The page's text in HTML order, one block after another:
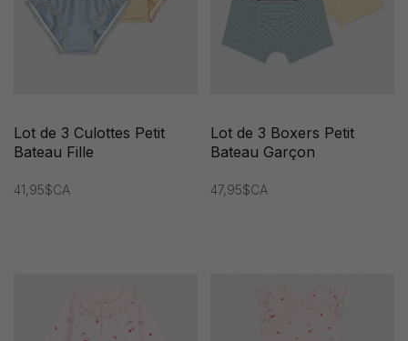
Lot de 3 Culottes Petit
Bateau Fille
41,95$CA
Lot de 3 Boxers Petit
Bateau Garçon
47,95$CA